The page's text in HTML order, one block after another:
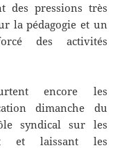
des pressions très
la pédagogie et un
des activités
encore les
dimanche du
syndical sur les
et laissant les